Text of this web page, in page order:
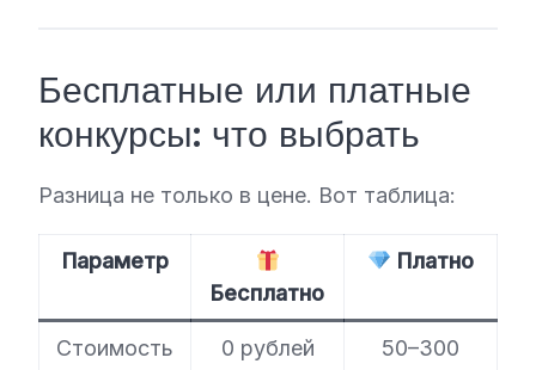
Бесплатные или платные
конкурсы: что выбрать
Разница не только в цене. Вот таблица:
Параметр
Бесплатно
Платно
Стоимость 0 рублей
50–300